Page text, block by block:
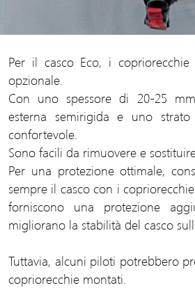
Per il casco Eco, i
opzionale.
Con uno spessore di 20-25
esterna semirigida e uno
confortevole.
Sono facili da rimuovere e
Per una protezione ottimale,
sempre il casco con i
forniscono una protezione
migliorano la stabilità del casco
Tuttavia, alcuni piloti potrebbero
copriorecchie montati.